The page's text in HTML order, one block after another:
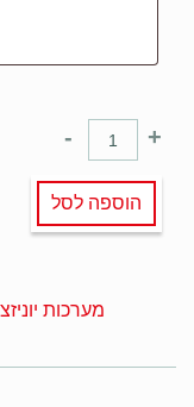
+
-
הוספה לסל
מערכות